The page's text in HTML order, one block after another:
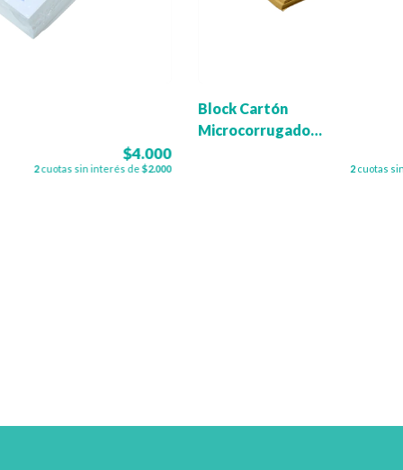
$4.000
2cuotas sin interés de$2.000
Block Cartón
Microcorrugado
2 cuotas